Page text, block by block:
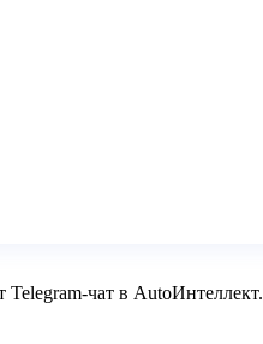
чат в AutoИнтеллект.